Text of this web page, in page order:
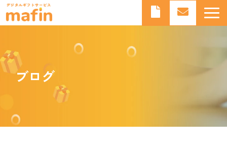
デジタルギフトサービスmafinとは
よくあるご質問
ブログ
ブログ